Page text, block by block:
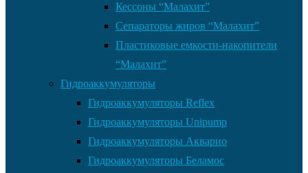
Кессоны “Малахит”
Сепараторы жиров “Малахит”
Пластиковые емкости-накопители
“Малахит”
Гидроаккумуляторы
Гидроаккумуляторы Reflex
Гидроаккумуляторы Unipump
Гидроаккумуляторы Акварио
Гидроаккумуляторы Беламос